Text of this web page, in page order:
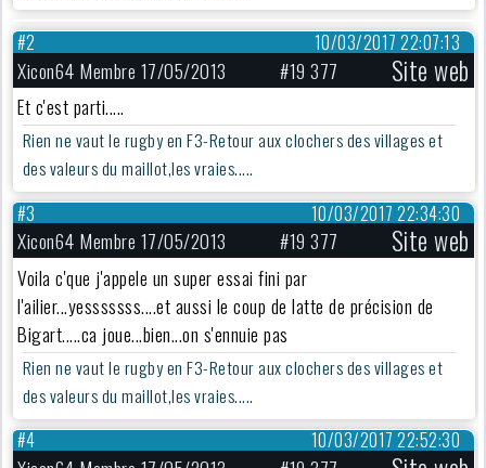
10/03/2017 22:07:13
#2
Xicon64 Membre 17/05/2013 #19 377 Site web
Et c'est parti.....
Rien ne vaut le rugby en F3-Retour aux clochers des villages et
des valeurs du maillot,les vraies.....
10/03/2017 22:34:30
#3
Xicon64 Membre 17/05/2013 #19 377 Site web
Voila c'que j'appele un super essai fini par
l'ailier...yesssssss....et aussi le coup de latte de précision de
Bigart.....ca joue...bien...on s'ennuie pas
Rien ne vaut le rugby en F3-Retour aux clochers des villages et
des valeurs du maillot,les vraies.....
10/03/2017 22:52:30
#4